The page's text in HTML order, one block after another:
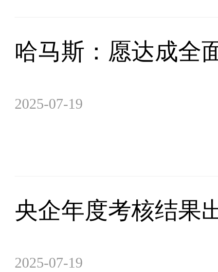
哈马斯：愿达成全
2025-07-19
央企年度考核结果
2025-07-19